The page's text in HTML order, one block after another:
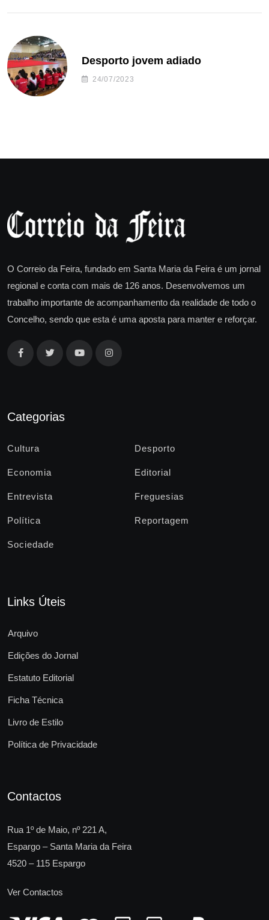
Desporto jovem adiado
24/07/2023
O Correio da Feira, fundado em Santa Maria da Feira é um jornal
regional e conta com mais de 126 anos. Desenvolvemos um
trabalho importante de acompanhamento da realidade de todo o
Concelho, sendo que esta é uma aposta para manter e reforçar.
Categorias
Cultura Desporto
Economia Editorial
Entrevista Freguesias
Política Reportagem
Sociedade
Links Úteis
Arquivo
Edições do Jornal
Estatuto Editorial
Ficha Técnica
Livro de Estilo
Política de Privacidade
Contactos
Rua 1º de Maio, nº 221 A,
Espargo – Santa Maria da Feira
4520 – 115 Espargo
Ver Contactos